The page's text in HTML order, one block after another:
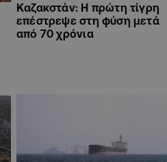
Καζακστάν: Η πρώτη τίγρη
επέστρεψε στη φύση μετά
από 70 χρόνια